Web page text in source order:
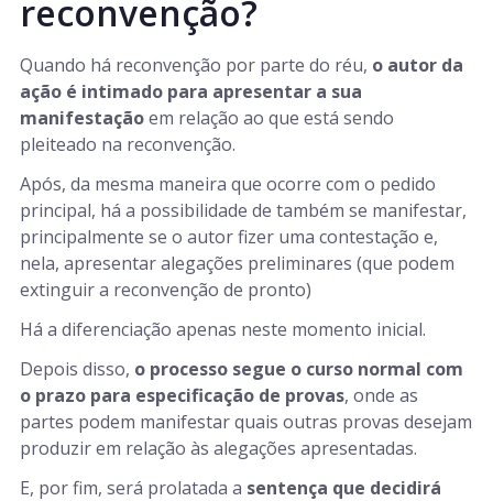
reconvenção?
Quando há reconvenção por parte do réu, o autor da
ação é intimado para apresentar a sua
manifestaçãoem relação ao que está sendo
pleiteado na reconvenção.
Após, da mesma maneira que ocorre com o pedido
principal, há a possibilidade de também se manifestar,
principalmente se o autor fizer uma contestação e,
nela, apresentar alegações preliminares (que podem
extinguir a reconvenção de pronto)
Há a diferenciação apenas neste momento inicial.
Depois disso, o processo segue o curso normal com
o prazo para especificação de provas, onde as
partes podem manifestar quais outras provas desejam
produzir em relação às alegações apresentadas.
E, por fim, será prolatada a sentença que decidirá